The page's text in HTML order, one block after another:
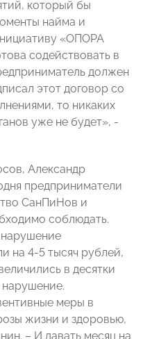
который бы
найма и
«ОПОРА
содействовать в
должен
этот договор со
то никаких
уже не будет», -
Александр
предприниматели
СанПиНов и
соблюдать.
нарушение
на 4-5 тысяч рублей,
в десятки
нарушение.
меры в
жизни и здоровью,
– И давать месяц на